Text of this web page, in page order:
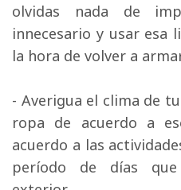
olvidas nada de
innecesario y usar esa
la hora de volver a
- Averigua el clima de
ropa de acuerdo a
acuerdo a las
período de días